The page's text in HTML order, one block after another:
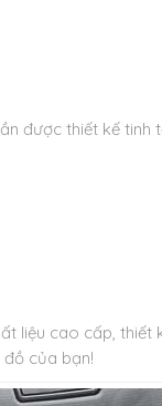
được thiết kế tinh
liệu cao cấp,
của bạn!